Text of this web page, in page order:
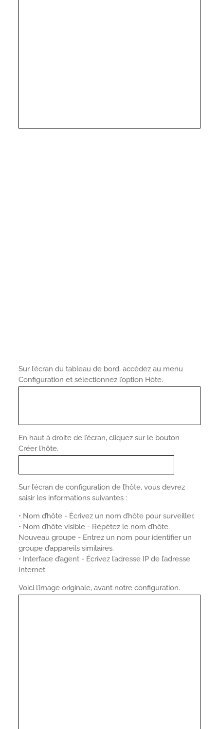
Sur l’écran du tableau de bord, accédez au menu
Configuration et sélectionnez l’option Hôte.
En haut à droite de l’écran, cliquez sur le bouton
Créer l’hôte.
Sur l’écran de configuration de l’hôte, vous devrez
saisir les informations suivantes :
• Nom d’hôte - Écrivez un nom d’hôte pour surveiller.
• Nom d’hôte visible - Répétez le nom d’hôte.
Nouveau groupe - Entrez un nom pour identifier un
groupe d’appareils similaires.
• Interface d’agent - Écrivez l’adresse IP de l’adresse
Internet.
Voici l’image originale, avant notre configuration.